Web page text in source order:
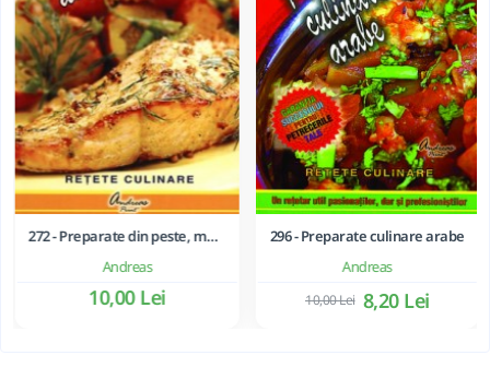
Andreas
272 - Preparate din peste, moluste si crustacee
10,00 Lei
Andreas
296 - Preparate culinare arabe
8,20 Lei
10,00 Lei